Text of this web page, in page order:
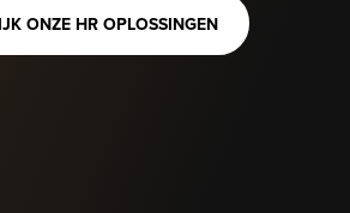
ONZE HR OPLOSSINGEN